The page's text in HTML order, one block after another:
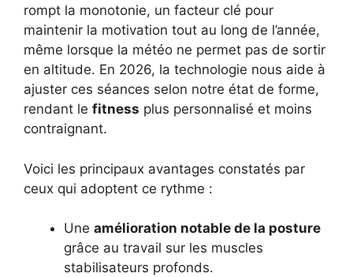
rompt la monotonie, un facteur clé pour
maintenir la motivation tout au long de l’année,
même lorsque la météo ne permet pas de sortir
en altitude. En 2026, la technologie nous aide à
ajuster ces séances selon notre état de forme,
rendant le fitness plus personnalisé et moins
contraignant.
Voici les principaux avantages constatés par
ceux qui adoptent ce rythme :
Une amélioration notable de la posture
grâce au travail sur les muscles
stabilisateurs profonds.